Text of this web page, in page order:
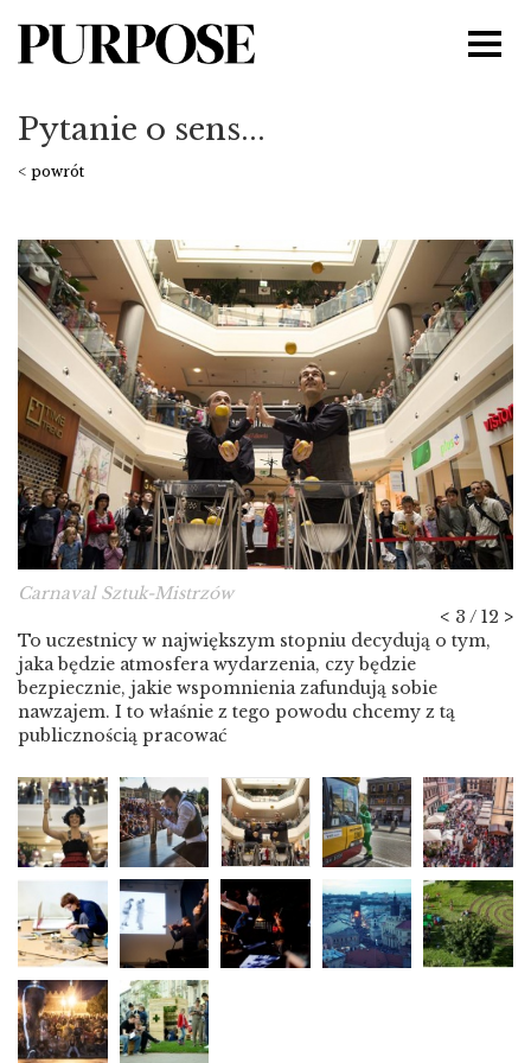
Pytanie o sens...
< powrót
Carnaval Sztuk-Mistrzów
< 3 / 12 >
To uczestnicy w największym stopniu decydują o tym,
jaka będzie atmosfera wydarzenia, czy będzie
bezpiecznie, jakie wspomnienia zafundują sobie
nawzajem. I to właśnie z tego powodu chcemy z tą
publicznością pracować